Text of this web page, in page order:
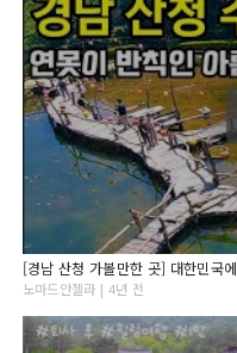
노마드안젤라 | 4년 전